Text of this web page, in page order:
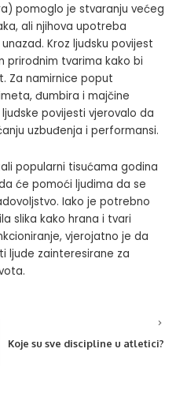
pomoglo je stvaranju većeg
ali njihova upotreba
Kroz ljudsku povijest
prirodnim tvarima kako bi
Za namirnice poput
đumbira i majčine
povijesti vjerovalo da
uzbuđenja i performansi.
popularni tisućama godina
će pomoći ljudima da se
Iako je potrebno
slika kako hrana i tvari
vjerojatno je da
ljude zainteresirane za
Koje su sve discipline u atletici?